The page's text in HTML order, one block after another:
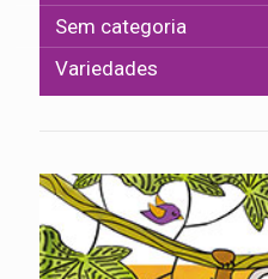
Sem categoria
Variedades